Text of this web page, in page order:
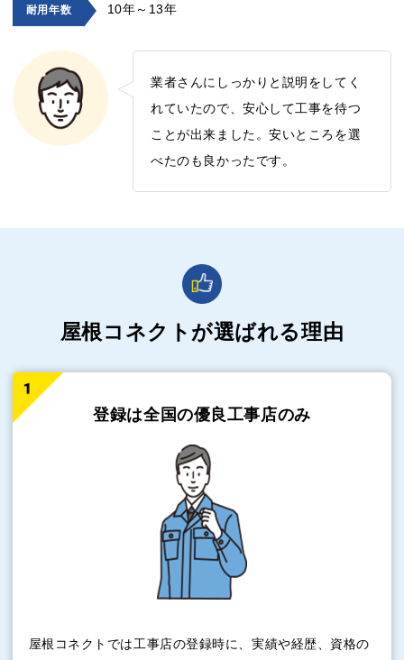
耐用年数 10年～13年
業者さんにしっかりと説明をしてく
れていたので、安心して工事を待つ
ことが出来ました。安いところを選
べたのも良かったです。
屋根コネクトが選ばれる理由
登録は全国の優良工事店のみ
屋根コネクトでは工事店の登録時に、実績や経歴、資格の